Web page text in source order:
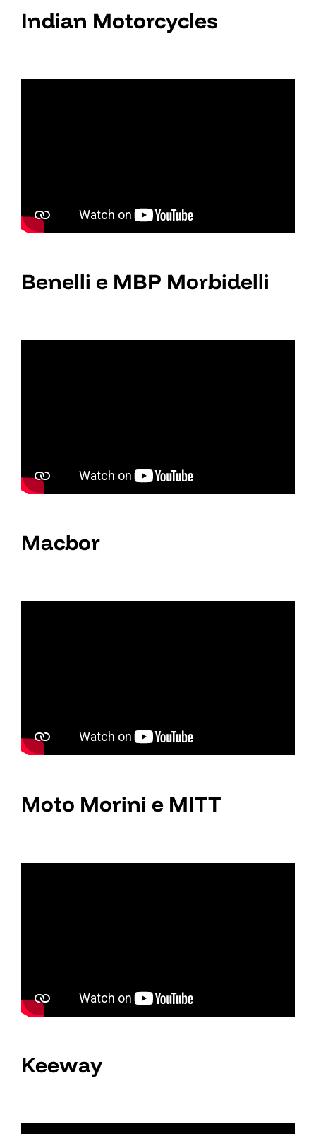
Indian Motorcycles
Benelli e MBP Morbidelli
Macbor
Moto Morini e MITT
Keeway